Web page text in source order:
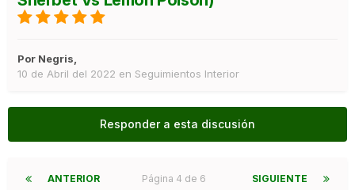
Por Negris,
10 de Abril del 2022 en Seguimientos Interior
Responder a esta discusión
ANTERIOR SIGUIENTE
Página 4 de 6